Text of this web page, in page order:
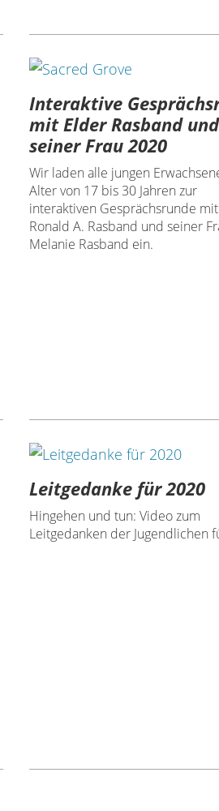
Interaktive
mit Elder Rasband und
seiner Frau 2020
Wir laden alle jungen
Alter von 17 bis 30 Jahren zur
interaktiven Gesprächsrunde
Ronald A. Rasband und seiner
Melanie Rasband ein.
Leitgedanke für 2020
Hingehen und tun: Video zum
Leitgedanken der Jugendlichen